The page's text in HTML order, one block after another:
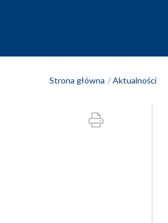
Strona główna Aktualności